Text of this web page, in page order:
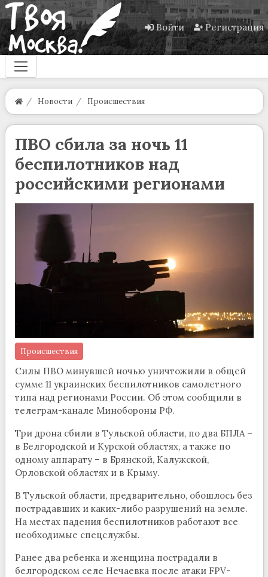
Войти Регистрация
Новости Происшествия
ПВО сбила за ночь 11
беспилотников над
российскими регионами
Происшествия
Силы ПВО минувшей ночью уничтожили в общей
сумме 11 украинских беспилотников самолетного
типа над регионами России. Об этом сообщили в
телеграм-канале Минобороны РФ.
Три дрона сбили в Тульской области, по два БПЛА –
в Белгородской и Курской областях, а также по
одному аппарату – в Брянской, Калужской,
Орловской областях и в Крыму.
В Тульской области, предварительно, обошлось без
пострадавших и каких-либо разрушений на земле.
На местах падения беспилотников работают все
необходимые спецслужбы.
Ранее два ребенка и женщина пострадали в
белгородском селе Нечаевка после атаки FPV-